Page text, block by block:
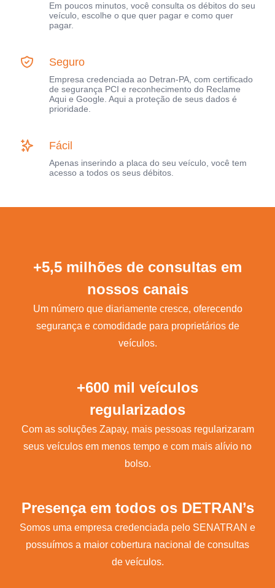
Em poucos minutos, você consulta os débitos do seu
veículo, escolhe o que quer pagar e como quer
pagar.
Seguro
Empresa credenciada ao Detran-PA, com certificado
de segurança PCI e reconhecimento do Reclame
Aqui e Google. Aqui a proteção de seus dados é
prioridade.
Fácil
Apenas inserindo a placa do seu veículo, você tem
acesso a todos os seus débitos.
+5,5 milhões de consultas em
nossos canais
Um número que diariamente cresce, oferecendo
segurança e comodidade para proprietários de
veículos.
+600 mil veículos
regularizados
Com as soluções Zapay, mais pessoas regularizaram
seus veículos em menos tempo e com mais alívio no
bolso.
Presença em todos os DETRAN’s
Somos uma empresa credenciada pelo SENATRAN e
possuímos a maior cobertura nacional de consultas
de veículos.